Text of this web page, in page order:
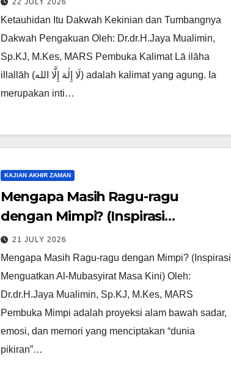
22 JULY 2026
Ketauhidan Itu Dakwah Kekinian dan Tumbangnya
Dakwah Pengakuan Oleh: Dr.dr.H.Jaya Mualimin,
Sp.KJ, M.Kes, MARS Pembuka Kalimat Lā ilāha
illallāh (لَا إِلٰهَ إِلَّا الله) adalah kalimat yang agung. Ia
merupakan inti…
KAJIAN AKHIR ZAMAN
Mengapa Masih Ragu-ragu
dengan Mimpi? (Inspirasi
Menguatkan Al-Mubasyirat Masa
Kini)
21 JULY 2026
Mengapa Masih Ragu-ragu dengan Mimpi? (Inspirasi
Menguatkan Al-Mubasyirat Masa Kini) Oleh:
Dr.dr.H.Jaya Mualimin, Sp.KJ, M.Kes, MARS
Pembuka Mimpi adalah proyeksi alam bawah sadar,
emosi, dan memori yang menciptakan “dunia
pikiran”…